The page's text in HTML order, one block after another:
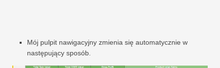
Mój pulpit nawigacyjny zmienia się automatycznie w
następujący sposób.